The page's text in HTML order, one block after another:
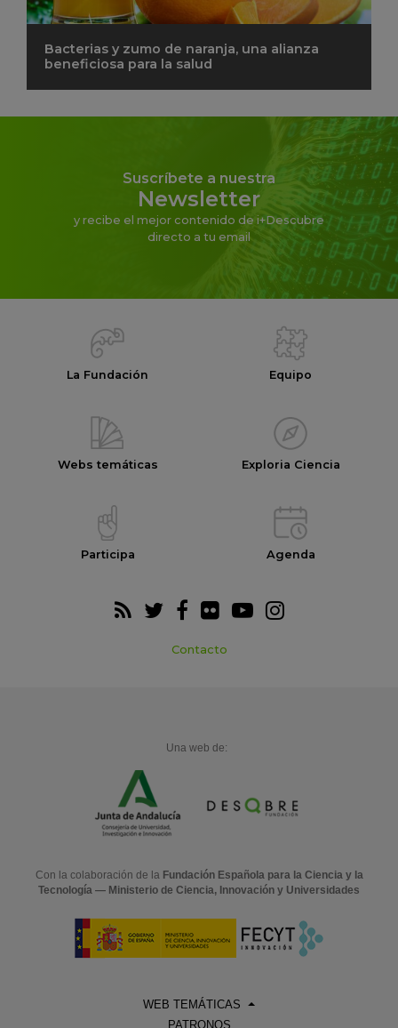
Bacterias y zumo de naranja, una alianza
beneficiosa para la salud
Suscríbete a nuestra
Newsletter
y recibe el mejor contenido de i+Descubre
directo a tu email
La Fundación Equipo
Webs temáticas Exploria Ciencia
Participa Agenda
Contacto
Una web de:
Con la colaboración de la Fundación Española para la Ciencia y la
Tecnología — Ministerio de Ciencia, Innovación y Universidades
WEB TEMÁTICAS
PATRONOS